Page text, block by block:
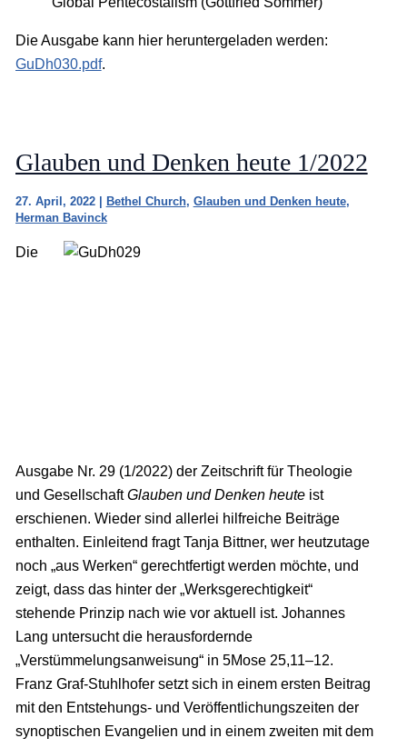
Die Ausgabe kann hier heruntergeladen werden:
GuDh030.pdf.
Glauben und Denken heute 1/2022
27. April, 2022 Bethel Church, Glauben und Denken heute,
Herman Bavinck
Die
Ausgabe Nr. 29 (1/2022) der Zeitschrift für Theologie
und GesellschaftGlauben und Denken heuteist
erschienen. Wieder sind allerlei hilfreiche Beiträge
enthalten. Einleitend fragt Tanja Bittner, wer heutzutage
noch „aus Werken“ gerechtfertigt werden möchte, und
zeigt, dass das hinter der „Werksgerechtigkeit“
stehende Prinzip nach wie vor aktuell ist. Johannes
Lang untersucht die herausfordernde
„Verstümmelungsanweisung“ in 5Mose 25,11–12.
Franz Graf-Stuhlhofer setzt sich in einem ersten Beitrag
mit den Entstehungs- und Veröffentlichungszeiten der
synoptischen Evangelien und in einem zweiten mit dem